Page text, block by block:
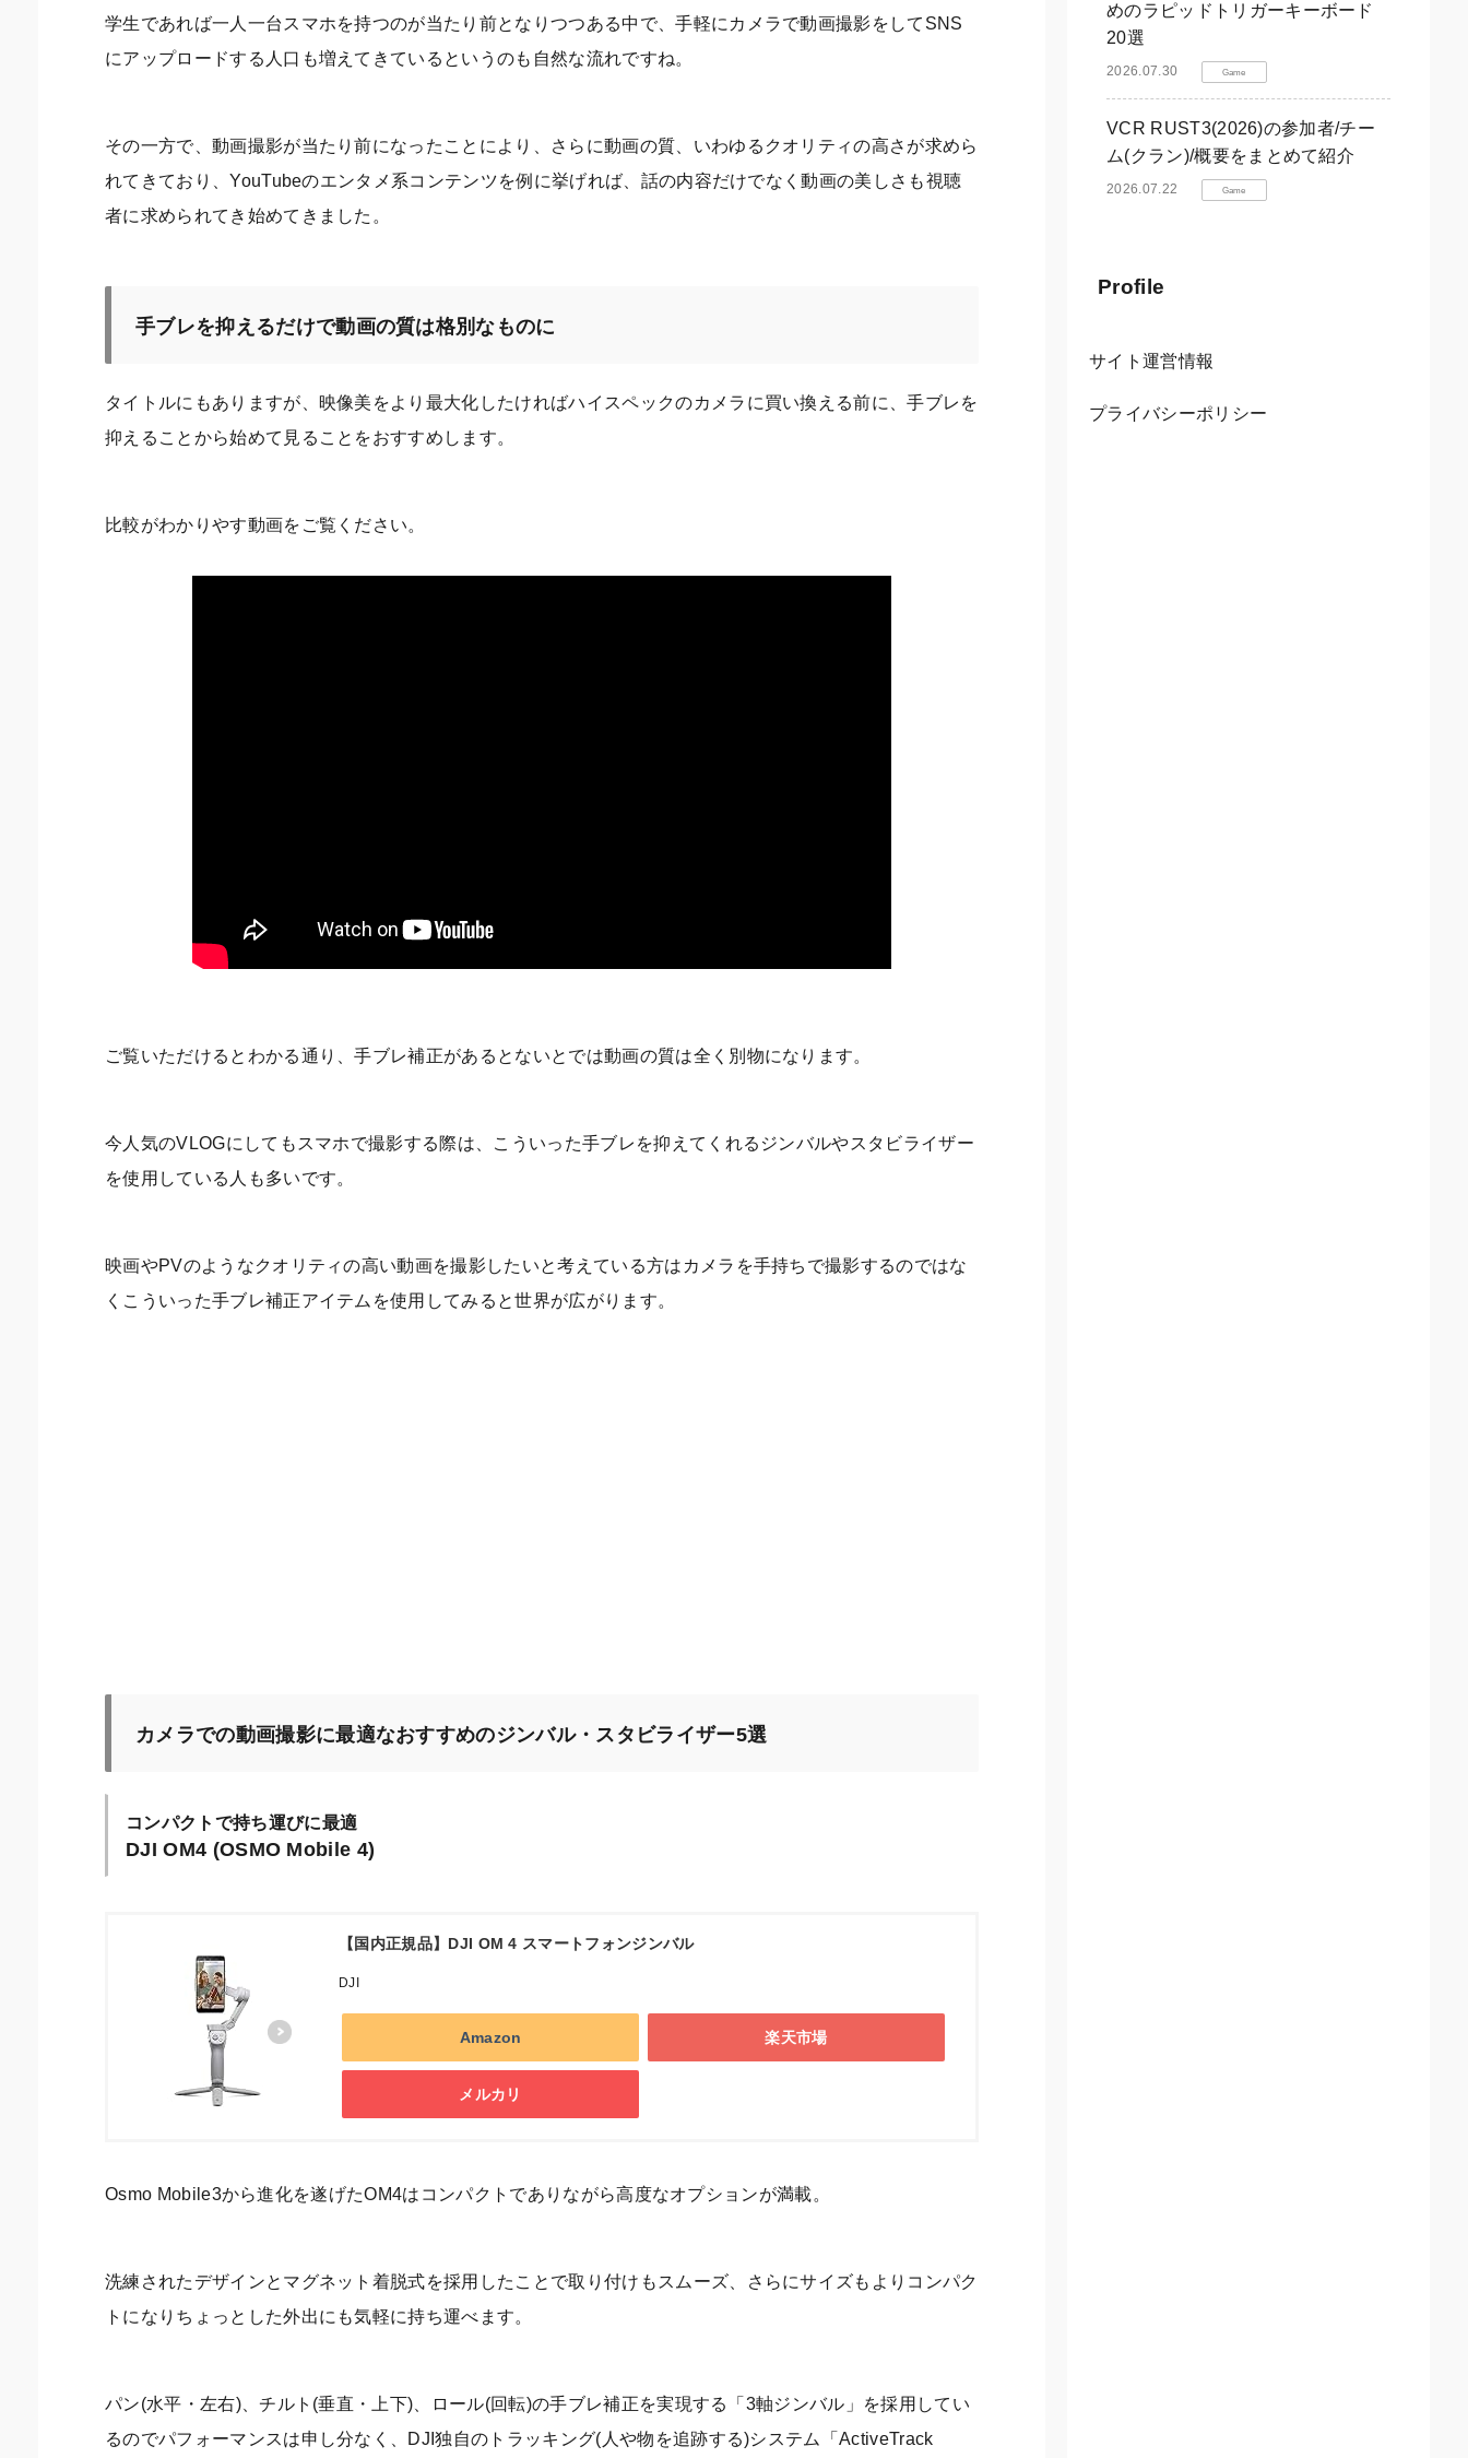
学生であれば一人一台スマホを持つのが当たり前となりつつある中で、手軽にカメラで動画撮影をしてSNS
にアップロードする人口も増えてきているというのも自然な流れですね。
その一方で、動画撮影が当たり前になったことにより、さらに動画の質、いわゆるクオリティの高さが求めら
れてきており、YouTubeのエンタメ系コンテンツを例に挙げれば、話の内容だけでなく動画の美しさも視聴
者に求められてき始めてきました。
手ブレを抑えるだけで動画の質は格別なものに
タイトルにもありますが、映像美をより最大化したければハイスペックのカメラに買い換える前に、手ブレを
抑えることから始めて見ることをおすすめします。
比較がわかりやす動画をご覧ください。
ご覧いただけるとわかる通り、手ブレ補正があるとないとでは動画の質は全く別物になります。
今人気のVLOGにしてもスマホで撮影する際は、こういった手ブレを抑えてくれるジンバルやスタビライザー
を使用している人も多いです。
映画やPVのようなクオリティの高い動画を撮影したいと考えている方はカメラを手持ちで撮影するのではな
くこういった手ブレ補正アイテムを使用してみると世界が広がります。
カメラでの動画撮影に最適なおすすめのジンバル・スタビライザー5選
コンパクトで持ち運びに最適
DJI OM4 (OSMO Mobile 4)
【国内正規品】DJI OM 4 スマートフォンジンバル
DJI
Amazon 楽天市場
メルカリ
Osmo Mobile3から進化を遂げたOM4はコンパクトでありながら高度なオプションが満載。
洗練されたデザインとマグネット着脱式を採用したことで取り付けもスムーズ、さらにサイズもよりコンパク
トになりちょっとした外出にも気軽に持ち運べます。
パン(水平・左右)、チルト(垂直・上下)、ロール(回転)の手ブレ補正を実現する「3軸ジンバル」を採用してい
るのでパフォーマンスは申し分なく、DJI独自のトラッキング(人や物を追跡する)システム「ActiveTrack
めのラピッドトリガーキーボード
20選
2026.07.30 Game
VCR RUST3(2026)の参加者/チー
ム(クラン)/概要をまとめて紹介
2026.07.22 Game
Profile
サイト運営情報
プライバシーポリシー